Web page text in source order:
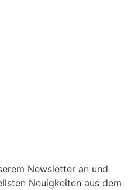
Newsletter an und
Neuigkeiten aus dem